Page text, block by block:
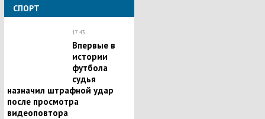
СПОРТ
17:43
Впервые в
истории
футбола
судья
назначил штрафной удар
после просмотра
видеоповтора